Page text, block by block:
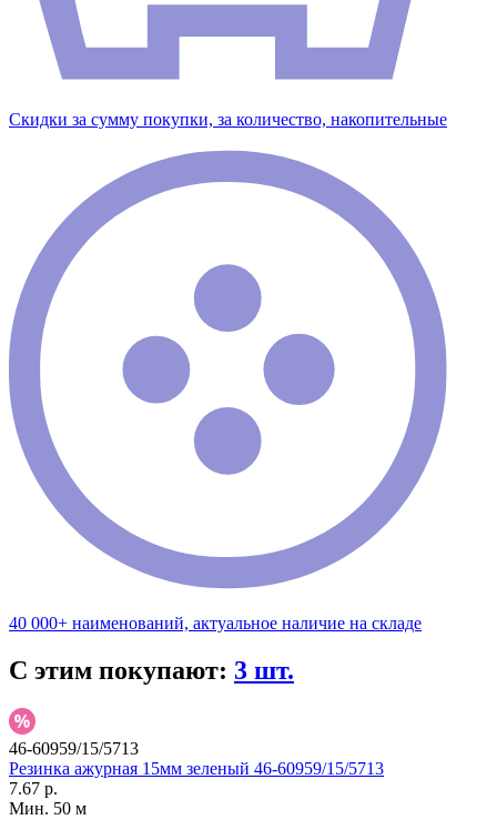
Скидки за сумму покупки, за количество, накопительные
40 000+ наименований, актуальное наличие на складе
С этим покупают: 3 шт.
46-60959/15/5713
Резинка ажурная 15мм зеленый 46-60959/15/5713
7.67 р.
Мин. 50 м